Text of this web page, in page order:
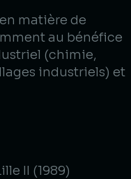
matière de
au bénéfice
(chimie,
industriels) et
II (1989)